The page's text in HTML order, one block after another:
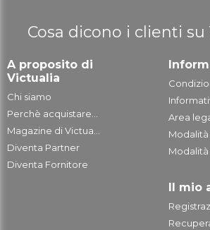
Cosa dicono i clienti
A proposito di
Victualia
Chi siamo
Perchè acquistare...
Magazine di Victua...
Diventa Partner
Diventa Fornitore
Area
Modalità
Il mio